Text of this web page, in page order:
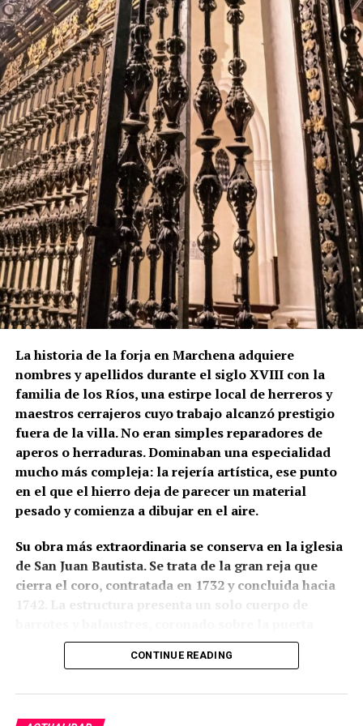
tradición constructiva mudéjar y el lenguaje
renacentista. El cuerpo de campanas presenta
grandes arcos de medio punto, mientras que el friso
y el chapitel incorporan azulejería, uno de los
elementos más característicos de la arquitectura
religiosa marchenera. El Plan Especial de Protección
del Conjunto Histórico de Marchena describe
precisamente la torre como una construcción
rematada por chapitel y decorada con azulejos tanto
en el friso como en su coronación.
La lectura de los muros permite plantear que el
actual campanario se levantó sobre una torre
anterior, probablemente medieval. Los dos arcos
aparentemente tapiados visibles bajo el friso
cerámico podrían ser una de las huellas de aquella
fase primitiva, aunque esta hipótesis no debe
presentarse como definitiva mientras no exista una
comprobación arqueológica del paramento.
La formulación histórica más rigurosa sería, por
tanto, que Hernán Ruiz II inspeccionó la torre de San
Juan en 1567 y pudo intervenir en el proyecto de su
transformación, mientras que Diego de Velasco
aparece relacionado con la ejecución o culminación
del chapitel y del campanario durante las últimas
décadas del siglo XVI.
La torre que hoy vemos no pertenece a un único
momento ni a un solo autor. Es una arquitectura
construida por capas: una base de origen medieval,
siluetas más reconocibles del patrimonio
monumental de Marchena.
La historia de la forja en Marchena adquiere
nombres y apellidos durante el siglo XVIII con la
familia de los Ríos, una estirpe local de herreros y
maestros cerrajeros cuyo trabajo alcanzó prestigio
fuera de la villa. No eran simples reparadores de
aperos o herraduras. Dominaban una especialidad
mucho más compleja: la rejería artística, ese punto
en el que el hierro deja de parecer un material
pesado y comienza a dibujar en el aire.
Su obra más extraordinaria se conserva en la iglesia
de San Juan Bautista. Se trata de la gran reja que
cierra el coro, contratada en 1732 y concluida hacia
1742. La estructura presenta un solo cuerpo de
central por un gran remate ornamental. En lo alto
aparece una corona real flanqueada por ángeles con
guirnaldas a otros ángeles que parecen tocar sus
CONTINUE READING